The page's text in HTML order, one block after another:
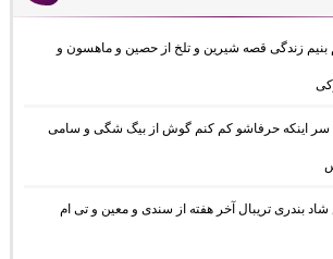
بنیم زندگی قصه شیرین و تلخ از حصین و ماهسون و
سر اینکه حرفاشو کم کنم گوش از بیگ شگی و سامی
شاد بندری تریبال آخر هفته از سندی و معین و تی ام